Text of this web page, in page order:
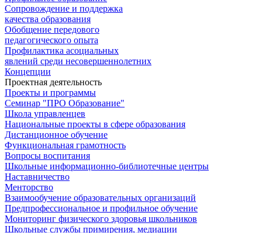
Сопровождение и поддержка
качества образования
Обобщение передового
педагогического опыта
Профилактика асоциальных
явлений среди несовершеннолетних
Концепции
Проектная деятельность
Проекты и программы
Семинар "ПРО Образование"
Школа управленцев
Национальные проекты в сфере образования
Дистанционное обучение
Функциональная грамотность
Вопросы воспитания
Школьные информационно-библиотечные центры
Наставничество
Менторство
Взаимообучение образовательных организаций
Предпрофессиональное и профильное обучение
Мониторинг физического здоровья школьников
Школьные службы примирения, медиации